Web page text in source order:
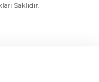
Saklıdır.